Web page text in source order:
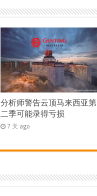
分析师警告云顶马来西亚第
二季可能录得亏损
7 天 ago